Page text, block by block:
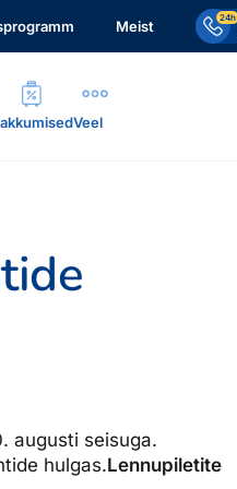
Meist 24h
Veel
augusti seisuga.
hulgas.Lennupiletite